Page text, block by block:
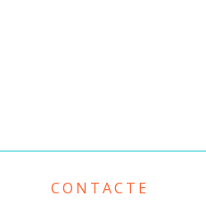
CONTACTE